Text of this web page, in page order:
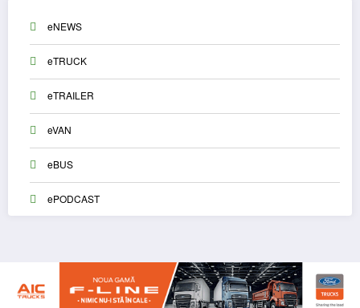
eNEWS
eTRUCK
eTRAILER
eVAN
eBUS
ePODCAST